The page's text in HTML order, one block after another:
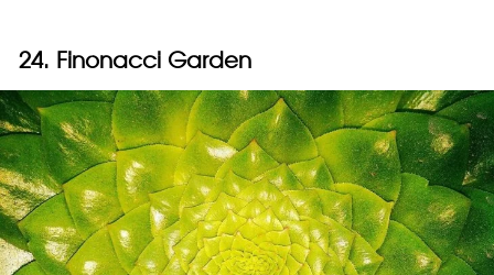
24. Finonacci Garden